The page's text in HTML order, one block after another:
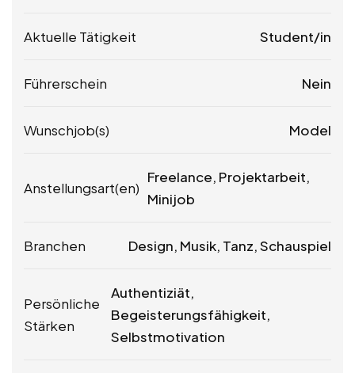
Aktuelle Tätigkeit Student/in
Führerschein Nein
Wunschjob(s) Model
Anstellungsart(en)
Freelance, Projektarbeit,
Minijob
Branchen Design, Musik, Tanz, Schauspiel
Persönliche
Stärken
Authentiziät,
Begeisterungsfähigkeit,
Selbstmotivation